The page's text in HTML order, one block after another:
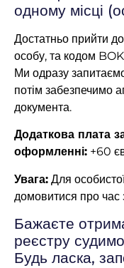
одному місці
Достатньо прийти
особу, та кодом
Ми одразу
потім забезпечимо
документа.
Додаткова плата
оформленні: +60
Увага: Для
домовитися про час
Бажаєте
реєстру
Будь ласка,